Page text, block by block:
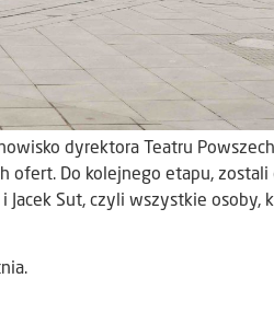
dyrektora Teatru
ofert. Do kolejnego etapu, zostali
Sut, czyli wszystkie osoby,